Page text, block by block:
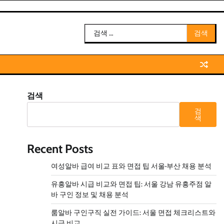
색:
검색
검
색
Recent Posts
여성알바 급여 비교 표와 면접 팁 서울·부산 채용 분석
유흥알바 시급 비교와 면접 팁: 서울 강남 유흥주점 알
바 구인 정보 및 채용 분석
룸알바 구인구직 실전 가이드: 서울 면접 체크리스트와